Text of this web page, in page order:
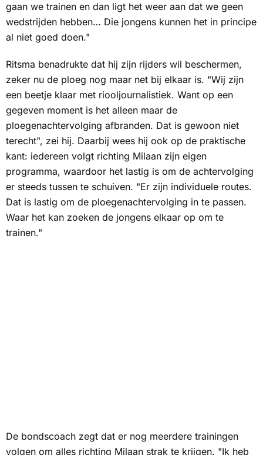
gaan we trainen en dan ligt het weer aan dat we geen
wedstrijden hebben… Die jongens kunnen het in principe
al niet goed doen."
Ritsma benadrukte dat hij zijn rijders wil beschermen,
zeker nu de ploeg nog maar net bij elkaar is. "Wij zijn
een beetje klaar met riooljournalistiek. Want op een
gegeven moment is het alleen maar de
ploegenachtervolging afbranden. Dat is gewoon niet
terecht", zei hij. Daarbij wees hij ook op de praktische
kant: iedereen volgt richting Milaan zijn eigen
programma, waardoor het lastig is om de achtervolging
er steeds tussen te schuiven. "Er zijn individuele routes.
Dat is lastig om de ploegenachtervolging in te passen.
Waar het kan zoeken de jongens elkaar op om te
trainen."
De bondscoach zegt dat er nog meerdere trainingen
volgen om alles richting Milaan strak te krijgen. "Ik heb